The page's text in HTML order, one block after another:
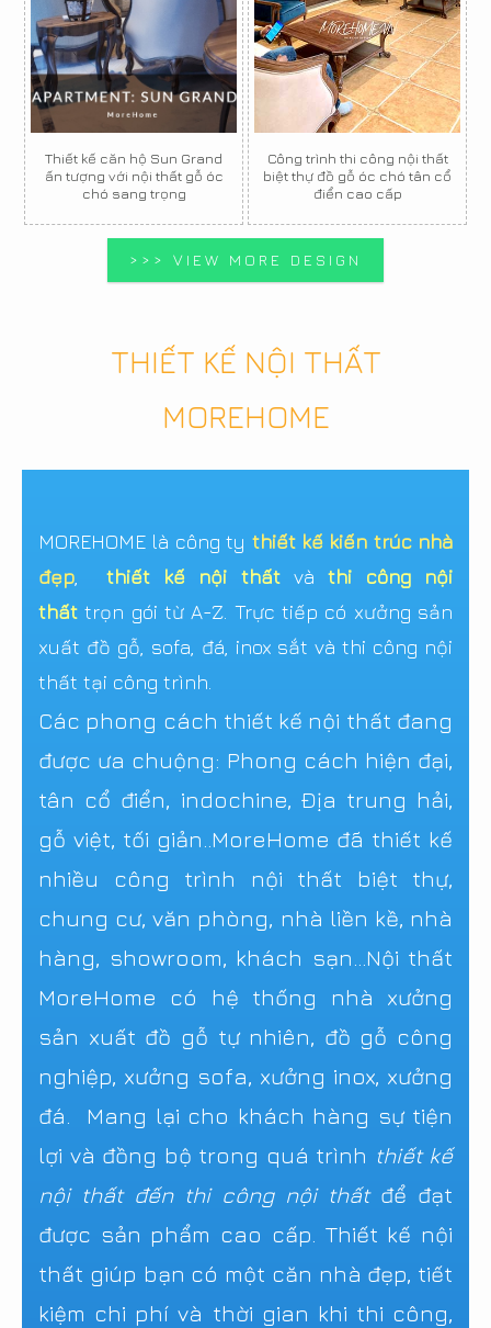
Thiết kế căn hộ Sun Grand
ấn tượng với nội thất gỗ óc
chó sang trọng
Công trình thi công nội thất
biệt thự đồ gỗ óc chó tân cổ
điển cao cấp
>>> VIEW MORE DESIGN
THIẾT KẾ NỘI THẤT
MOREHOME
MOREHOME là công ty thiết kế kiến trúc nhà
đẹp
thiết kế nội thấtvàthi công nội
thất trọn gói từ A-Z. Trực tiếp có xưởng sản
xuất đồ gỗ, sofa, đá, inox sắt và thi công nội
thất tại công trình.
Các phong cách thiết kế nội thất đang
được ưa chuộng: Phong cách hiện đại,
tân cổ điển, indochine, Địa trung hải,
gỗ việt, tối giản..MoreHome đã thiết kế
nhiều công trình nội thất biệt thự,
chung cư, văn phòng, nhà liền kề, nhà
hàng, showroom, khách sạn...Nội thất
MoreHome có hệ thống nhà xưởng
sản xuất đồ gỗ tự nhiên, đồ gỗ công
nghiệp, xưởng sofa, xưởng inox, xưởng
đá. Mang lại cho khách hàng sự tiện
lợi và đồng bộ trong quá trình thiết kế
nội thất đến thi công nội thấtđể đạt
được sản phẩm cao cấp. Thiết kế nội
thất giúp bạn có một căn nhà đẹp, tiết
kiệm chi phí và thời gian khi thi công,